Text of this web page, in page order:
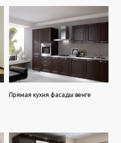
Прямая кухня фасады венге